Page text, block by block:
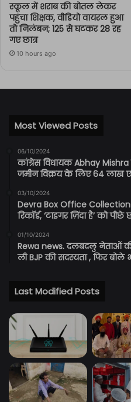
स्कूल में शराब की बोतल लेकर
पहुंचा शिक्षक, वीडियो वायरल हुआ
तो निलंबन; 125 से घटकर 28 रह
गए छात्र
10 hours ago
Most Viewed Posts
06/10/2024
कांग्रेस विधायक Abhay
जमीन विक्रय के लिए 64 लाख
03/10/2024
Devra Box Office Collection
रिकॉर्ड, ‘टाइगर ज़िंदा है’ को पीछे
01/10/2024
Rewa news. दलबदलु नेताओं
ली BJP की सदस्यता , फिर
Last Modified Posts